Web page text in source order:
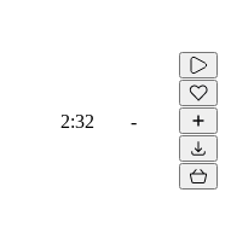
2:32 -